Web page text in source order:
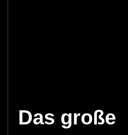
Das große